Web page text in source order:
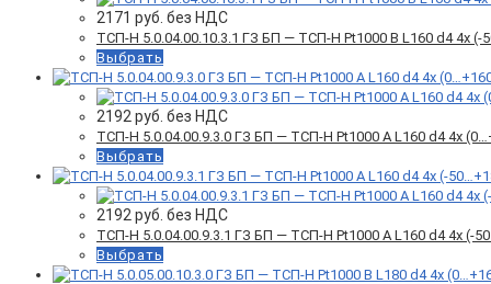
2171 руб. без НДС
ТСП-Н 5.0.04.00.10.3.1 ГЗ БП — ТСП-Н Pt1000 B L160 d4 4x
Выбрать
2192 руб. без НДС
ТСП-Н 5.0.04.00.9.3.0 ГЗ БП — ТСП-Н Pt1000 A L160 d4 4x
Выбрать
2192 руб. без НДС
ТСП-Н 5.0.04.00.9.3.1 ГЗ БП — ТСП-Н Pt1000 A L160 d4 4x (-
Выбрать